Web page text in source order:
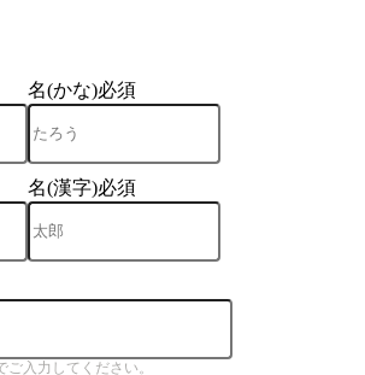
名(かな)必須
名(漢字)必須
入力してください。